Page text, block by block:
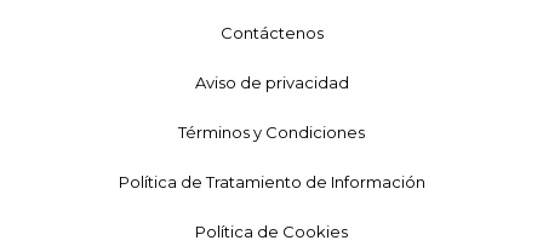
Contáctenos
Aviso de privacidad
Términos y Condiciones
Política de Tratamiento de Información
Política de Cookies